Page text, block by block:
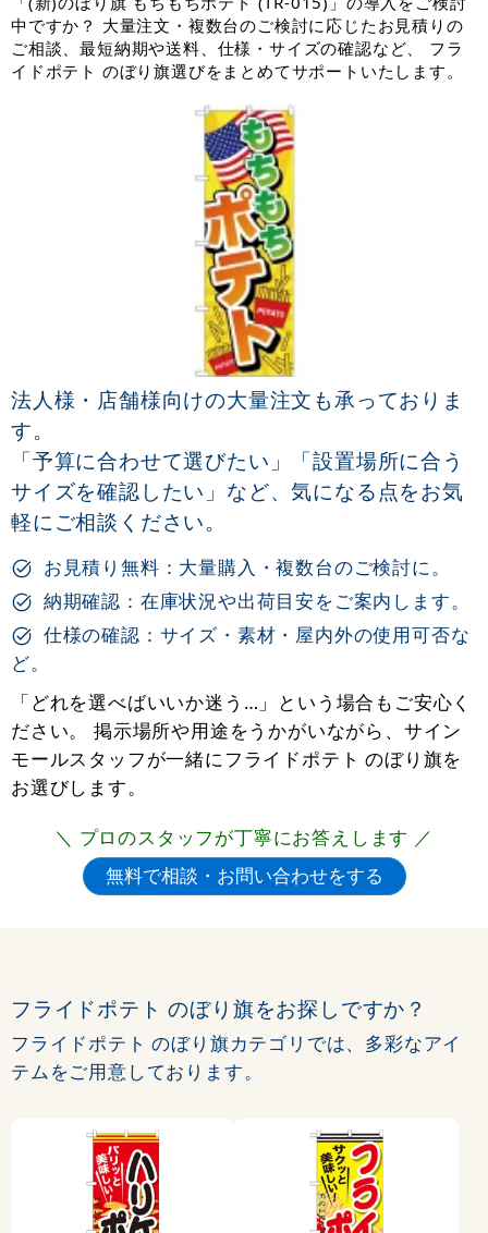
中ですか？ 大量注文・複数台のご検討に応じたお見積りの
ご相談、最短納期や送料、仕様・サイズの確認など、 フラ
イドポテト のぼり旗選びをまとめてサポートいたします。
法人様・店舗様向けの大量注文も承っておりま
す。
「予算に合わせて選びたい」「設置場所に合う
サイズを確認したい」など、気になる点をお気
軽にご相談ください。
お見積り無料：大量購入・複数台のご検討に。
納期確認：在庫状況や出荷目安をご案内します。
仕様の確認：サイズ・素材・屋内外の使用可否な
ど。
「どれを選べばいいか迷う…」という場合もご安心く
ださい。 掲示場所や用途をうかがいながら、サイン
モールスタッフが一緒にフライドポテト のぼり旗を
お選びします。
＼ プロのスタッフが丁寧にお答えします ／
フライドポテト のぼり旗をお探しですか？
フライドポテト のぼり旗カテゴリでは、多彩なアイ
テムをご用意しております。